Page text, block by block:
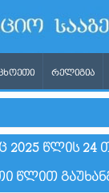
ᲠᲔᲚᲘᲒᲘᲐ
2025 ᲬᲚᲘᲡ 24
ᲬᲚᲘᲗ